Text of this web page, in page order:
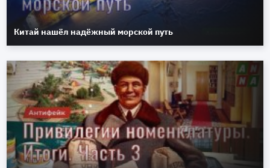
Китай нашёл надёжный морской путь